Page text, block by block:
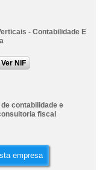
- Contabilidade E
Ver NIF
contabilidade e
fiscal
empresa